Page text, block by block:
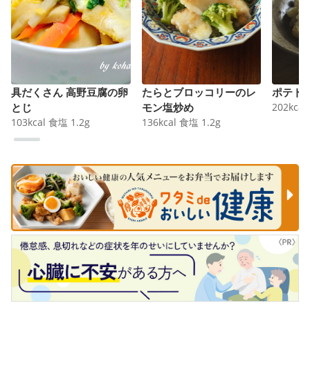
具だくさん 高野豆腐の卵
とじ
103kcal 食塩 1.2g
たらとブロッコリーのレ
モン塩炒め
136kcal 食塩 1.2g
ポテト
202kcal